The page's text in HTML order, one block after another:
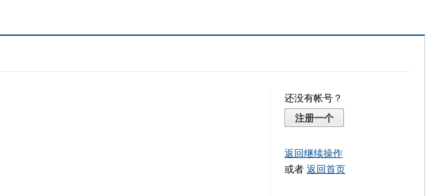
还没有帐号？
注册一个
返回继续操作
或者 返回首页